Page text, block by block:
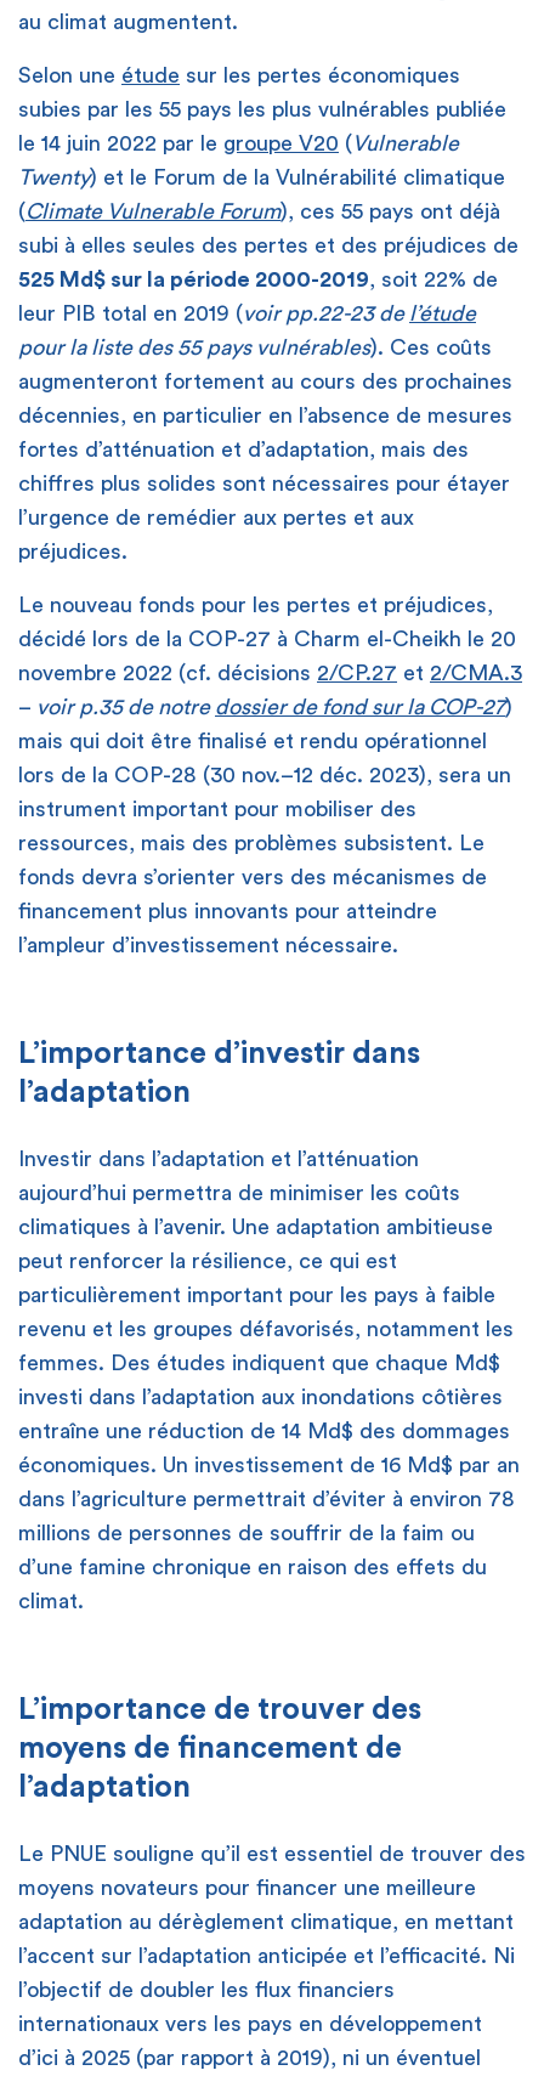
au climat augmentent.
Selon une étude sur les pertes économiques
subies par les 55 pays les plus vulnérables publiée
le 14 juin 2022 par le groupe V20 ( Vulnerable
Twenty) et le Forum de la Vulnérabilité climatique
(Climate Vulnerable Forum), ces 55 pays ont déjà
subi à elles seules des pertes et des préjudices de
525 Md$ sur la période 2000-2019 , soit 22% de
leur PIB total en 2019 (voir pp.22-23 de l’étude
pour la liste des 55 pays vulnérables). Ces coûts
augmenteront fortement au cours des prochaines
décennies, en particulier en l’absence de mesures
fortes d’atténuation et d’adaptation, mais des
chiffres plus solides sont nécessaires pour étayer
l’urgence de remédier aux pertes et aux
préjudices.
Le nouveau fonds pour les pertes et préjudices,
décidé lors de la COP-27 à Charm el-Cheikh le 20
novembre 2022 (cf. décisions 2/CP.27 et 2/CMA.3
– voir p.35 de notre dossier de fond sur la COP-27)
mais qui doit être finalisé et rendu opérationnel
lors de la COP-28 (30 nov.–12 déc. 2023), sera un
instrument important pour mobiliser des
ressources, mais des problèmes subsistent. Le
fonds devra s’orienter vers des mécanismes de
financement plus innovants pour atteindre
l’ampleur d’investissement nécessaire.
L’importance d’investir dans
l’adaptation
Investir dans l’adaptation et l’atténuation
aujourd’hui permettra de minimiser les coûts
climatiques à l’avenir. Une adaptation ambitieuse
peut renforcer la résilience, ce qui est
particulièrement important pour les pays à faible
revenu et les groupes défavorisés, notamment les
femmes. Des études indiquent que chaque Md$
investi dans l’adaptation aux inondations côtières
entraîne une réduction de 14 Md$ des dommages
économiques. Un investissement de 16 Md$ par an
dans l’agriculture permettrait d’éviter à environ 78
millions de personnes de souffrir de la faim ou
d’une famine chronique en raison des effets du
climat.
L’importance de trouver des
moyens de financement de
l’adaptation
Le PNUE souligne qu’il est essentiel de trouver des
moyens novateurs pour financer une meilleure
adaptation au dérèglement climatique, en mettant
l’accent sur l’adaptation anticipée et l’efficacité. Ni
l’objectif de doubler les flux financiers
internationaux vers les pays en développement
d’ici à 2025 (par rapport à 2019), ni un éventuel